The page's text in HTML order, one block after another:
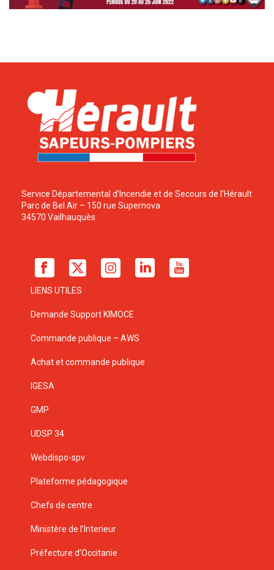
Service Départemental d’Incendie et de Secours de l’Hérault
Parc de Bel Air – 150 rue Supernova
34570 Vailhauquès
LIENS UTILES
Demande Support KIMOCE
Commande publique – AWS
Achat et commande publique
IGESA
GMP
UDSP 34
Webdispo-spv
Plateforme pédagogique
Chefs de centre
Ministère de l’Interieur
Préfecture d’Occitanie